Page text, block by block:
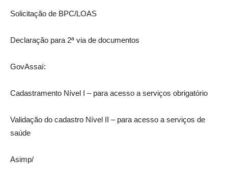
Solicitação de BPC/LOAS
Declaração para 2ª via de documentos
GovAssaí:
Cadastramento Nível I – para acesso a serviços obrigatório
Validação do cadastro Nível II – para acesso a serviços de
saúde
Asimp/